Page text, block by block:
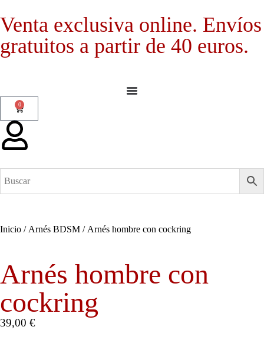
Venta exclusiva online. Envíos
gratuitos a partir de 40 euros.
0
Inicio / Arnés BDSM / Arnés hombre con cockring
Arnés hombre con
cockring
39,00 €